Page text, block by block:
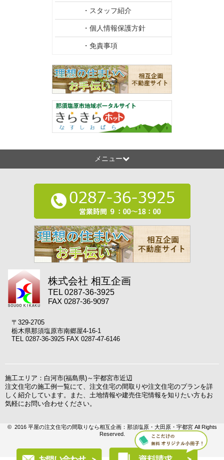
・スタッフ紹介
・個人情報保護方針
・免責事項
メニュー
株式会社 相互企画
TEL 0287-36-3925
FAX 0287-36-9097
〒329-2705
栃木県那須塩原市南郷屋4-16-1
TEL 0287-36-3925 FAX 0287-47-6146
施工エリア：白河市(福島県)～宇都宮市近辺
注文住宅の施工例一覧にて、注文住宅の間取りや注文住宅のプランを詳
しく紹介しています。また、土地情報や建売住宅情報を知りたい方もお
気軽にお問い合わせください。
© 2016 平屋の注文住宅の間取りなら相互企画：那須塩原・大田原・宇都宮 All Rights
Reserved.